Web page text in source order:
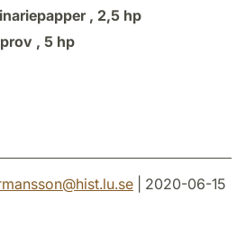
, 2,5 hp
, 5 hp
@hist.lu.se | 2020-06-15